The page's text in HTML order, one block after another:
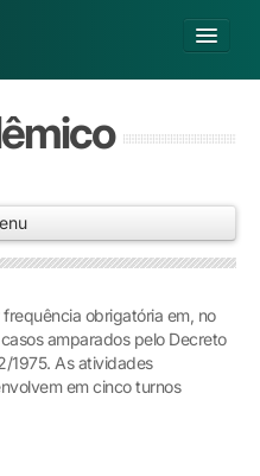
se
obrigatória em, no
amparados pelo Decreto
1975. As atividades
em cinco turnos